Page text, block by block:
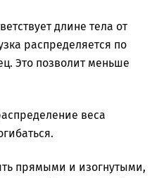
длине тела от
распределяется по
Это позволит меньше
веса
прямыми и изогнутыми,